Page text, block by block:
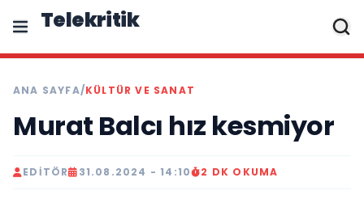
Telekritik
ANA SAYFA/KÜLTÜR VE SANAT
Murat Balcı hız kesmiyor
EDITÖR 31.08.2024 - 14:10 2 DK OKUMA